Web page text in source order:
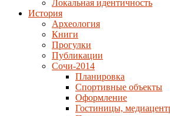
Локальная идентичность
История
Археология
Книги
Прогулки
Публикации
Сочи-2014
Планировка
Спортивные объекты
Оформление
Гостиницы,